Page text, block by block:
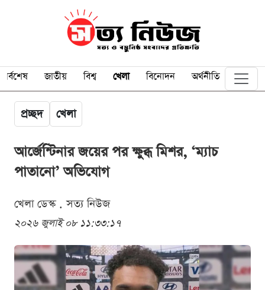
সর্বশেষ জাতীয় বিশ্ব খেলা বিনোদন অর্থনীতি
প্রচ্ছদ খেলা
আর্জেন্টিনার জয়ের পর ক্ষুব্ধ মিশর, ‘ম্যাচ
পাতানো’ অভিযোগ
খেলা ডেস্ক . সত্য নিউজ
২০২৬ জুলাই ০৮ ১১:৩৩:১৭